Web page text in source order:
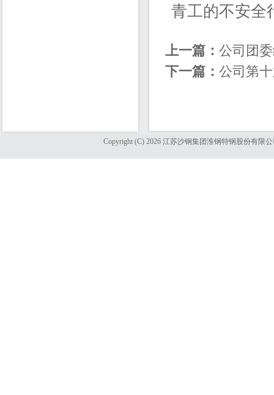
青工的不安全
上一篇： 公司团
下一篇： 公司第
Copyright (C) 2026 江苏沙钢集团淮钢特钢股份有限